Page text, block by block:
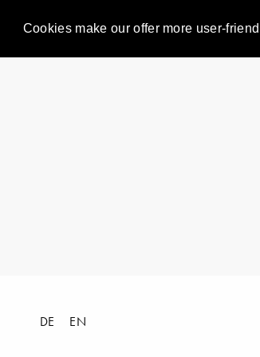
Cookies make our offer more user-
DE EN